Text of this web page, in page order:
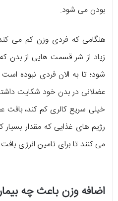
بودن می شود.
هنگامی که فردی وزن کم می
زیاد از شر قسمت هایی از بدن
شود؛ تا به الان فردی نبوده
عضلانی در بدن خود شکایت
خیلی سریع کالری کم کند، بافت
رژیم های غذایی که مقدار بسیار
می کنند تا برای تامین انرژی
اضافه وزن باعث چه